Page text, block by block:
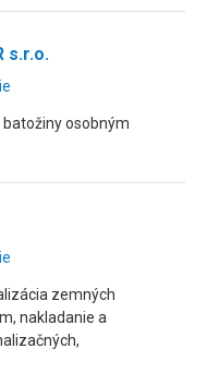
s.r.o.
batožiny osobným
zemných
nakladanie a